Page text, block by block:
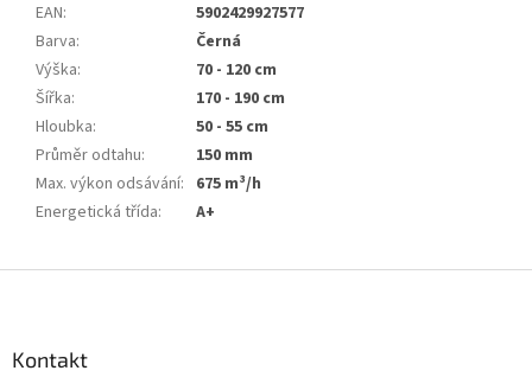
EAN:
5902429927577
Barva:
Černá
Výška:
70 - 120 cm
Šířka:
170 - 190 cm
Hloubka:
50 - 55 cm
Průměr odtahu:
150 mm
Max. výkon odsávání: 675 m³/h
Energetická třída: A+
Kontakt